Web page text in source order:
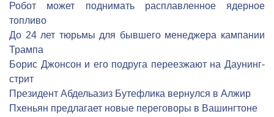
Робот может поднимать расплавленное ядерное
топливо
До 24 лет тюрьмы для бывшего менеджера кампании
Трампа
Борис Джонсон и его подруга переезжают на Даунинг-
стрит
Президент Абдельазиз Бутефлика вернулся в Алжир
Пхеньян предлагает новые переговоры в Вашингтоне